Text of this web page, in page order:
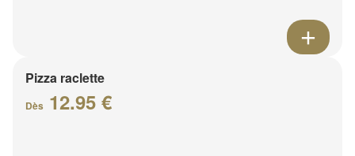
Pizza raclette
Dès 12.95 €